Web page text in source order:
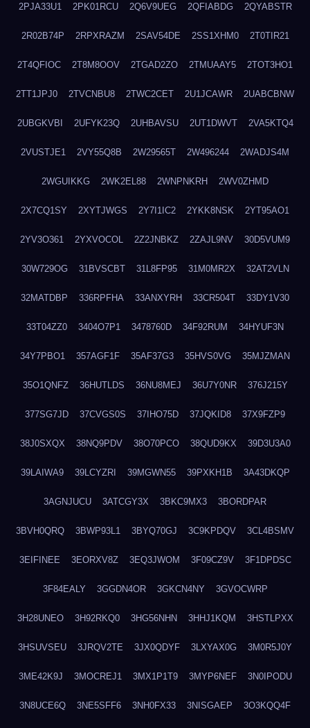
2PJA33U1 2PK01RCU 2Q6V9UEG 2QFIABDG 2QYABSTR
2R02B74P 2RPXRAZM 2SAV54DE 2SS1XHM0 2T0TIR21
2T4QFIOC 2T8M8OOV 2TGAD2ZO 2TMUAAY5 2TOT3HO1
2TT1JPJ0 2TVCNBU8 2TWC2CET 2U1JCAWR 2UABCBNW
2UBGKVBI 2UFYK23Q 2UHBAVSU 2UT1DWVT 2VA5KTQ4
2VUSTJE1 2VY55Q8B 2W29565T 2W496244 2WADJS4M
2WGUIKKG 2WK2EL88 2WNPNKRH 2WV0ZHMD
2X7CQ1SY 2XYTJWGS 2Y7I1IC2 2YKK8NSK 2YT95AO1
2YV3O361 2YXVOCOL 2Z2JNBKZ 2ZAJL9NV 30D5VUM9
30W729OG 31BVSCBT 31L8FP95 31M0MR2X 32AT2VLN
32MATDBP 336RPFHA 33ANXYRH 33CR504T 33DY1V30
33T04ZZ0 3404O7P1 3478760D 34F92RUM 34HYUF3N
34Y7PBO1 357AGF1F 35AF37G3 35HVS0VG 35MJZMAN
35O1QNFZ 36HUTLDS 36NU8MEJ 36U7Y0NR 376J215Y
377SG7JD 37CVGS0S 37IHO75D 37JQKID8 37X9FZP9
38J0SXQX 38NQ9PDV 38O70PCO 38QUD9KX 39D3U3A0
39LAIWA9 39LCYZRI 39MGWN55 39PXKH1B 3A43DKQP
3AGNJUCU 3ATCGY3X 3BKC9MX3 3BORDPAR
3BVH0QRQ 3BWP93L1 3BYQ70GJ 3C9KPDQV 3CL4BSMV
3EIFINEE 3EORXV8Z 3EQ3JWOM 3F09CZ9V 3F1DPDSC
3F84EALY 3GGDN4OR 3GKCN4NY 3GVOCWRP
3H28UNEO 3H92RKQ0 3HG56NHN 3HHJ1KQM 3HSTLPXX
3HSUVSEU 3JRQV2TE 3JX0QDYF 3LXYAX0G 3M0R5J0Y
3ME42K9J 3MOCREJ1 3MX1P1T9 3MYP6NEF 3N0IPODU
3N8UCE6Q 3NE5SFF6 3NH0FX33 3NISGAEP 3O3KQQ4F